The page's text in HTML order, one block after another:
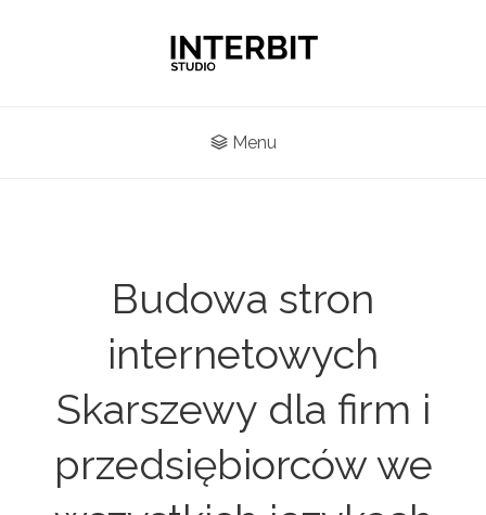
Menu
Budowa stron
internetowych
Skarszewy dla firm i
przedsiębiorców we